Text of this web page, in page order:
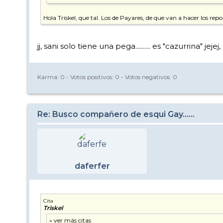
Hola Triskel, que tal. Los de Payares, de que van a hacer los
jj, sani solo tiene una pega.......... es "cazurrina" jejej,
Karma: 0 - Votos positivos: 0 - Votos negativos: 0
Re: Busco compañero de esqui Gay......
daferfer
Cita
Triskel